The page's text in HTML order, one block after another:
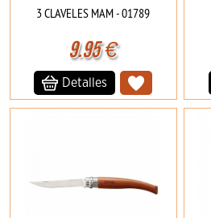
3 CLAVELES MAM - 01789
9.95€
Detalles